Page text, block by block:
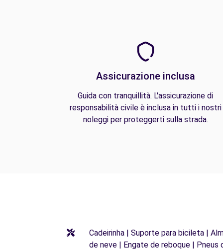
Assicurazione inclusa
Guida con tranquillità. L'assicurazione di
responsabilità civile è inclusa in tutti i nostri
noleggi per proteggerti sulla strada.
Cadeirinha | Suporte para bicileta |
de neve | Engate de reboque | Pneus